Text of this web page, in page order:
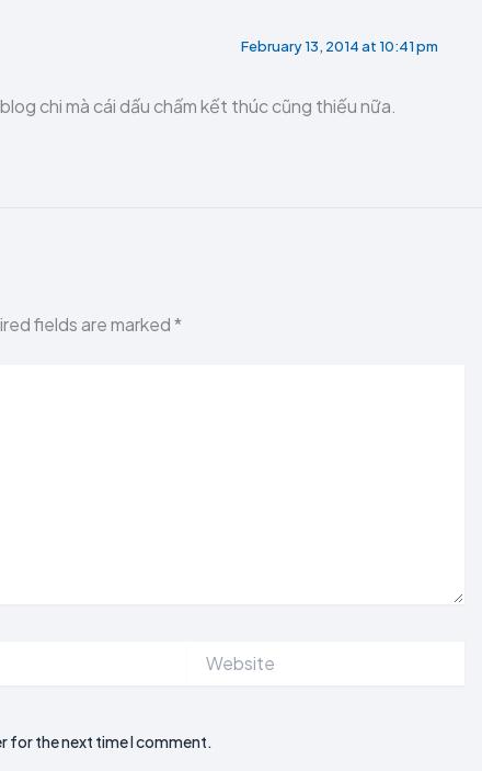
February 13, 2014 at 10:41 pm
chi mà cái dấu chấm kết thúc cũng thiếu nữa.
fields are marked*
for the next time I comment.